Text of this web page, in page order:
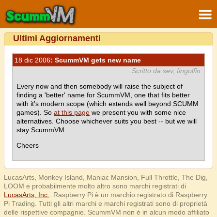
Ultimi Aggiornamenti
18 dic 2006: ScummVM gets new name
Scritto da sev, fingolfin
Every now and then somebody will raise the subject of
finding a 'better' name for ScummVM, one that fits better
with it's modern scope (which extends well beyond SCUMM
games). So at this page we present you with some nice
alternatives. Choose whichever suits you best -- but we will
stay ScummVM.
Cheers
LucasArts, Monkey Island, Maniac Mansion, Full Throttle, The Dig,
LOOM e probabilmente molto altro sono marchi registrati di
LucasArts, Inc.
. Raspberry Pi è un marchio registrato di Raspberry
Pi Trading. Tutti gli altri marchi e marchi registrati sono di proprietà
delle rispettive compagnie. ScummVM non è in alcun modo affiliato